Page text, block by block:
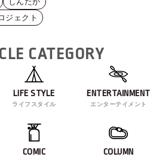
ジェクト
CATEGORY
LIFE STYLE
ライフスタイル
ENTERTAINMENT
エンターテイメント
COMIC COLUMN